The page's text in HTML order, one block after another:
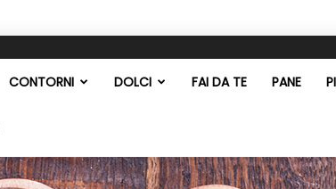
CONTORNI DOLCI FAI DA TE PANE